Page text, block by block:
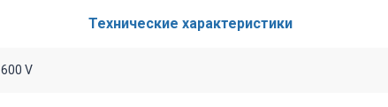
Технические характеристики
600 V